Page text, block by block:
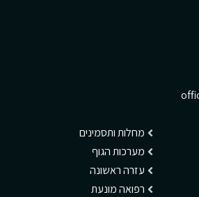
מחלות ותסמינים
מערכות הגוף
עזרה ראשונה
רפואה מונעת